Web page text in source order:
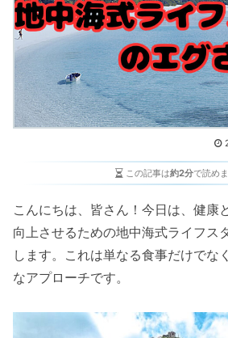
この記事は約2分で読めま
こんにちは、皆さん！今日は、健康
向上させるための地中海式ライフス
します。これは単なる食事だけでな
なアプローチです。